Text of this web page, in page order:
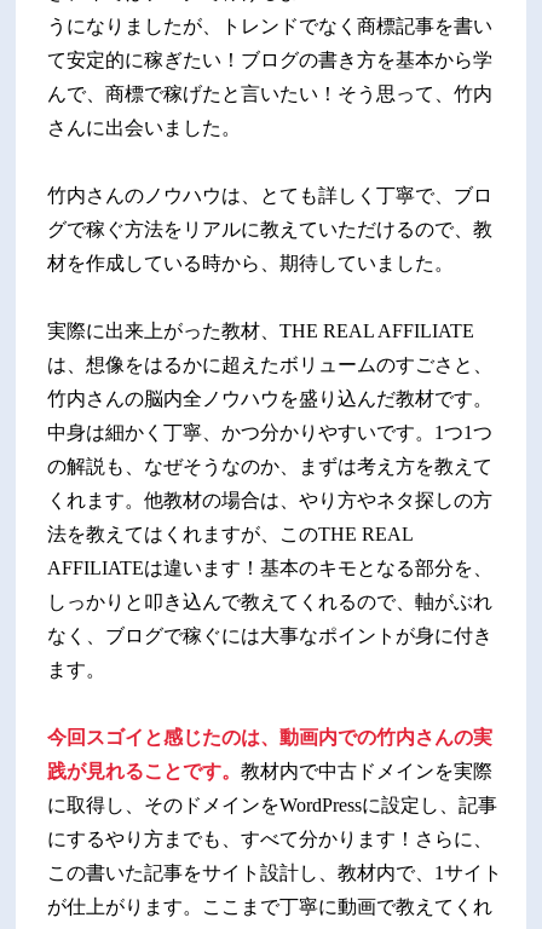
うになりましたが、トレンドでなく商標記事を書い
て安定的に稼ぎたい！ブログの書き方を基本から学
んで、商標で稼げたと言いたい！そう思って、竹内
さんに出会いました。
竹内さんのノウハウは、とても詳しく丁寧で、ブロ
グで稼ぐ方法をリアルに教えていただけるので、教
材を作成している時から、期待していました。
実際に出来上がった教材、THE REAL AFFILIATE
は、想像をはるかに超えたボリュームのすごさと、
竹内さんの脳内全ノウハウを盛り込んだ教材です。
中身は細かく丁寧、かつ分かりやすいです。1つ1つ
の解説も、なぜそうなのか、まずは考え方を教えて
くれます。他教材の場合は、やり方やネタ探しの方
法を教えてはくれますが、このTHE REAL
AFFILIATEは違います！基本のキモとなる部分を、
しっかりと叩き込んで教えてくれるので、軸がぶれ
なく、ブログで稼ぐには大事なポイントが身に付き
ます。
今回スゴイと感じたのは、動画内での竹内さんの実
践が見れることです。 教材内で中古ドメインを実際
に取得し、そのドメインをWordPressに設定し、記事
にするやり方までも、すべて分かります！さらに、
この書いた記事をサイト設計し、教材内で、1サイト
が仕上がります。ここまで丁寧に動画で教えてくれ